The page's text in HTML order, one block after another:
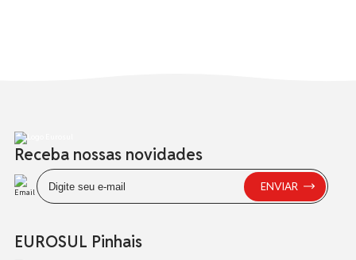
Receba nossas novidades
EUROSUL Pinhais